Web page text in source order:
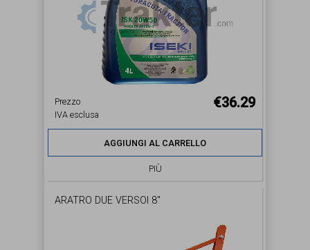
Prezzo
IVA esclusa
€36.29
AGGIUNGI AL CARRELLO
PIÙ
ARATRO DUE VERSOI 8''